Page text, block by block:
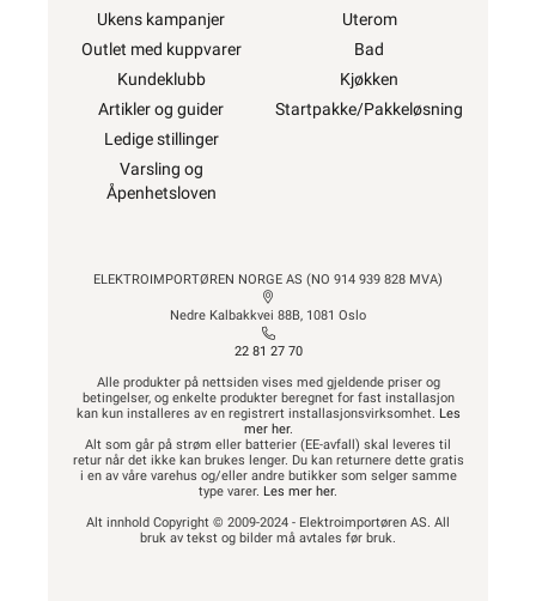
Ukens kampanjer
Outlet med kuppvarer
Kundeklubb
Artikler og guider
Ledige stillinger
Varsling og
Åpenhetsloven
Uterom
Bad
Kjøkken
Startpakke/Pakkeløsning
ELEKTROIMPORTØREN NORGE AS (NO 914 939 828 MVA)
Nedre Kalbakkvei 88B, 1081 Oslo
22 81 27 70
Alle produkter på nettsiden vises med gjeldende priser og
betingelser, og enkelte produkter beregnet for fast installasjon
kan kun installeres av en registrert installasjonsvirksomhet. Les
mer her.
Alt som går på strøm eller batterier (EE-avfall) skal leveres til
retur når det ikke kan brukes lenger. Du kan returnere dette gratis
i en av våre varehus og/eller andre butikker som selger samme
type varer. Les mer her.
Alt innhold Copyright © 2009-2024 - Elektroimportøren AS. All
bruk av tekst og bilder må avtales før bruk.